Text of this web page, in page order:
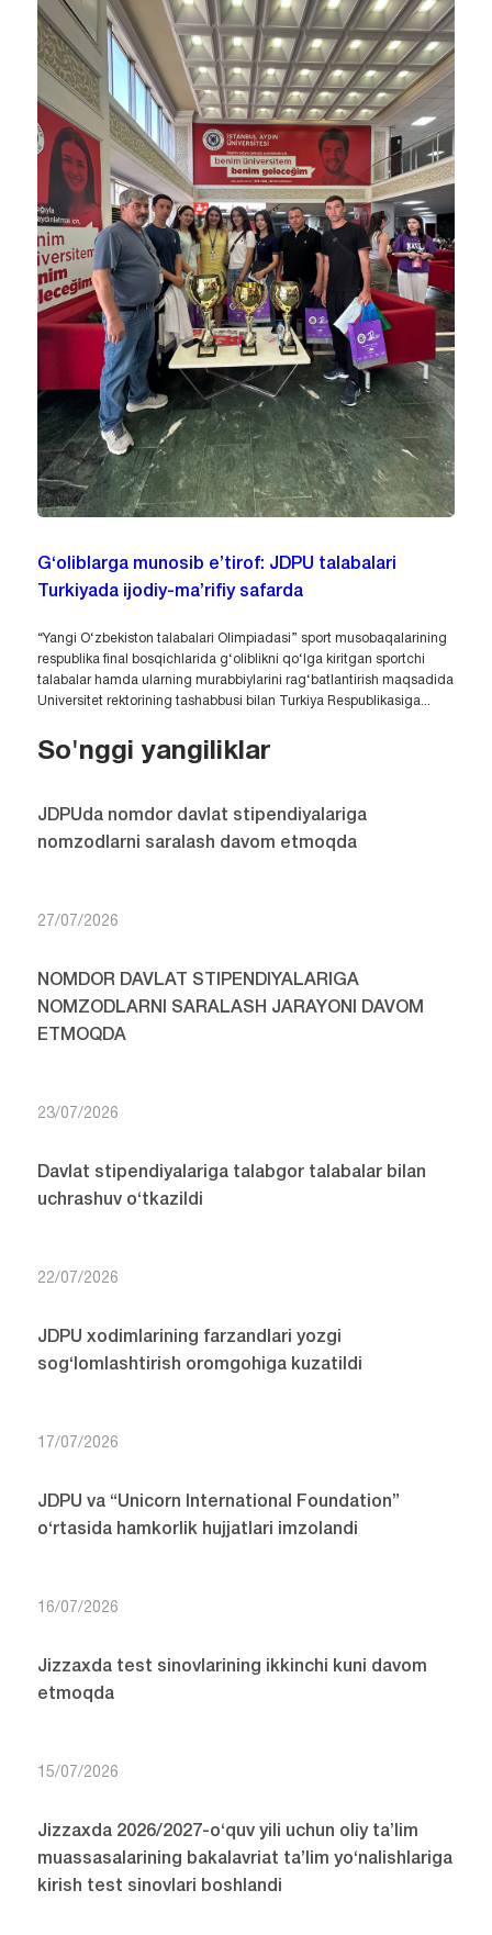
G‘oliblarga munosib e’tirof: JDPU talabalari
Turkiyada ijodiy-ma’rifiy safarda
“Yangi O‘zbekiston talabalari Olimpiadasi” sport musobaqalarining
respublika final bosqichlarida g‘oliblikni qo‘lga kiritgan sportchi
talabalar hamda ularning murabbiylarini rag‘batlantirish maqsadida
Universitet rektorining tashabbusi bilan Turkiya Respublikasiga...
So'nggi yangiliklar
JDPUda nomdor davlat stipendiyalariga
nomzodlarni saralash davom etmoqda
27/07/2026
NOMDOR DAVLAT STIPENDIYALARIGA
NOMZODLARNI SARALASH JARAYONI DAVOM
ETMOQDA
23/07/2026
Davlat stipendiyalariga talabgor talabalar bilan
uchrashuv o‘tkazildi
22/07/2026
JDPU xodimlarining farzandlari yozgi
sog‘lomlashtirish oromgohiga kuzatildi
17/07/2026
JDPU va “Unicorn International Foundation”
o‘rtasida hamkorlik hujjatlari imzolandi
16/07/2026
Jizzaxda test sinovlarining ikkinchi kuni davom
etmoqda
15/07/2026
Jizzaxda 2026/2027-o‘quv yili uchun oliy ta’lim
muassasalarining bakalavriat ta’lim yo‘nalishlariga
kirish test sinovlari boshlandi